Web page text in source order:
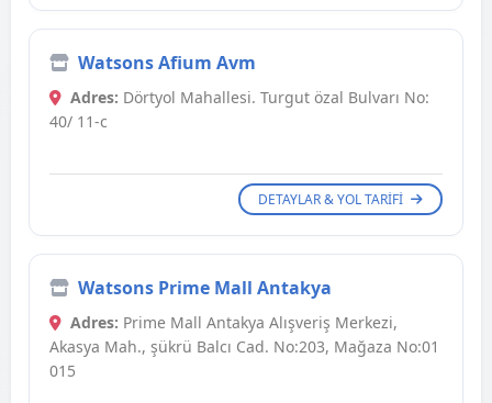
Watsons Afium Avm
Adres: Dörtyol Mahallesi. Turgut özal Bulvarı No:
40/ 11-c
DETAYLAR & YOL TARIFI
Watsons Prime Mall Antakya
Adres: Prime Mall Antakya Alışveriş Merkezi,
Akasya Mah., şükrü Balcı Cad. No:203, Mağaza No:01
015